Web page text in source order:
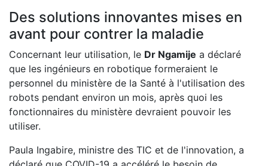
Des solutions innovantes mises en
avant pour contrer la maladie
Concernant leur utilisation, le Dr Ngamije a déclaré
que les ingénieurs en robotique formeraient le
personnel du ministère de la Santé à l'utilisation des
robots pendant environ un mois, après quoi les
fonctionnaires du ministère devraient pouvoir les
utiliser.
Paula Ingabire, ministre des TIC et de l'innovation, a